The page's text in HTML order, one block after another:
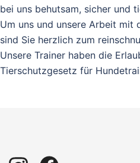
bei uns behutsam, sicher und
Um uns und unsere Arbeit mit
sind Sie herzlich zum
Unsere Trainer haben die
Tierschutzgesetz für